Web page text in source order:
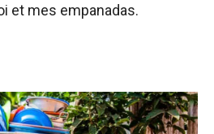
et mes empanadas.